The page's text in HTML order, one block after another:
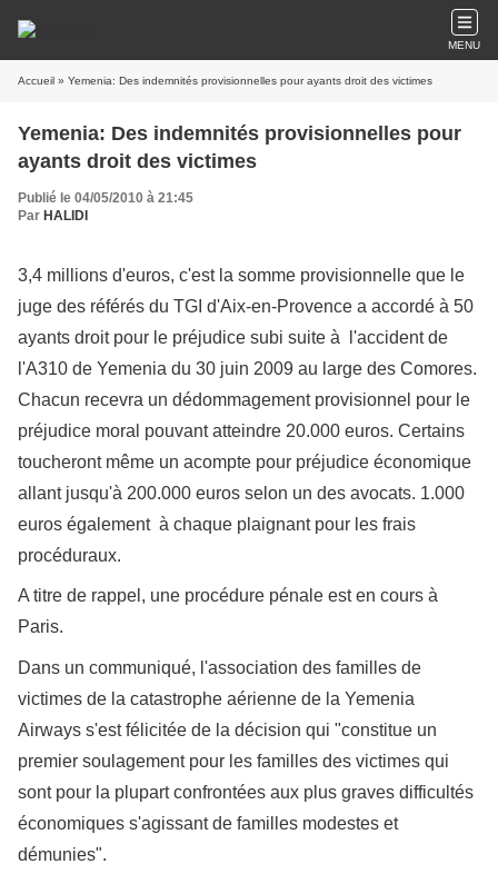
MENU
Accueil » Yemenia: Des indemnités provisionnelles pour ayants droit des victimes
Yemenia: Des indemnités provisionnelles pour
ayants droit des victimes
Publié le 04/05/2010 à 21:45
Par HALIDI
3,4 millions d'euros, c'est la somme provisionnelle que le
juge des référés du TGI d'Aix-en-Provence a accordé à 50
ayants droit pour le préjudice subi suite à l'accident de
l'A310 de Yemenia du 30 juin 2009 au large des Comores.
Chacun recevra un dédommagement provisionnel pour le
préjudice moral pouvant atteindre 20.000 euros. Certains
toucheront même un acompte pour préjudice économique
allant jusqu'à 200.000 euros selon un des avocats. 1.000
euros également à chaque plaignant pour les frais
procéduraux.
A titre de rappel, une procédure pénale est en cours à
Paris.
Dans un communiqué, l'association des familles de
victimes de la catastrophe aérienne de la Yemenia
Airways s'est félicitée de la décision qui "constitue un
premier soulagement pour les familles des victimes qui
sont pour la plupart confrontées aux plus graves difficultés
économiques s'agissant de familles modestes et
démunies".